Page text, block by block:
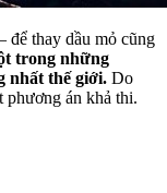
để thay dầu mỏ cũng
trong những
nhất thế giới. Do
phương án khả thi.